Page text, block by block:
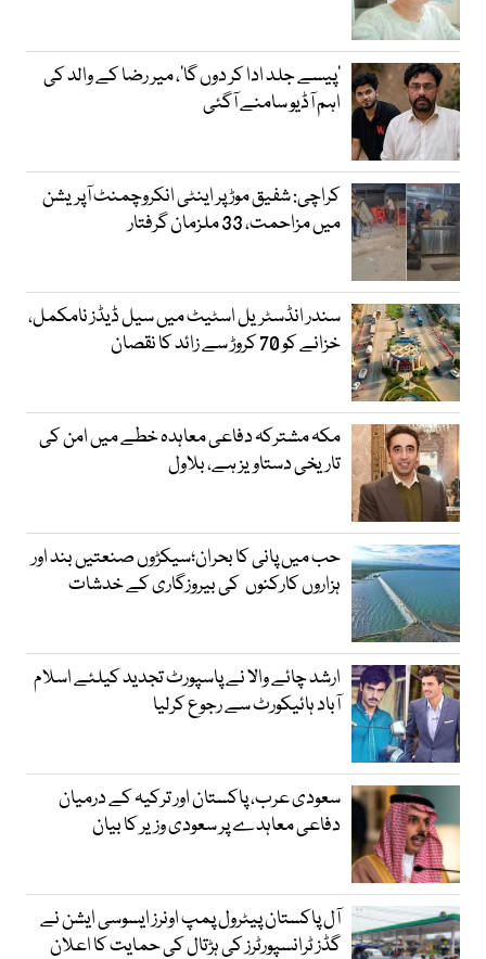
’پیسے جلد ادا کر دوں گا‘، میر رضا کے والد کی
اہم آڈیو سامنے آگئی
کراچی: شفیق موڑ پر اینٹی انکروچمنٹ آپریشن
میں مزاحمت، 33 ملزمان گرفتار
سندر انڈسٹریل اسٹیٹ میں سیل ڈیڈز نامکمل،
خزانے کو 70 کروڑ سے زائد کا نقصان
مکہ مشترکہ دفاعی معاہدہ خطے میں امن کی
تاریخی دستاویز ہے، بلاول
حب میں پانی کا بحران؛سیکڑوں صنعتیں بند اور
ہزاروں کارکنوں کی بیروزگاری کے خدشات
ارشد چائے والا نے پاسپورٹ تجدید کیلئے اسلام
آباد ہائیکورٹ سے رجوع کرلیا
سعودی عرب، پاکستان اور ترکیہ کے درمیان
دفاعی معاہدے پر سعودی وزیر کا بیان
آل پاکستان پیٹرول پمپ اونرز ایسوسی ایشن نے
گڈز ٹرانسپورٹرز کی ہڑتال کی حمایت کا اعلان